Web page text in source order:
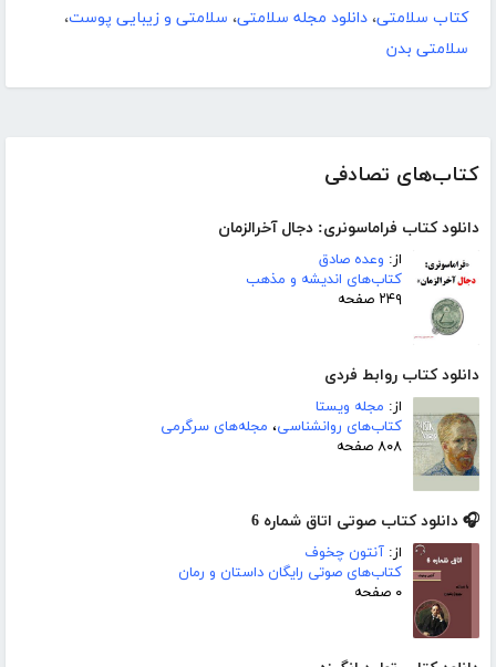
کتاب‌های تصادفی
دانلود کتاب فراماسونری: دجال آخرالزمان
از: وعده صادق
کتاب‌های اندیشه و مذهب
۲۴۹ صفحه
دانلود کتاب روابط فردی
از: مجله ویستا
کتاب‌های روانشناسی، مجله‌های سرگرمی
۸۰۸ صفحه
🎧 دانلود کتاب صوتی اتاق شماره 6
از: آنتون چخوف
کتاب‌های صوتی رایگان داستان و رمان
۰ صفحه
کتاب سلامتی، دانلود مجله سلامتی، سلامتی و زیبایی پوست،
سلامتی بدن